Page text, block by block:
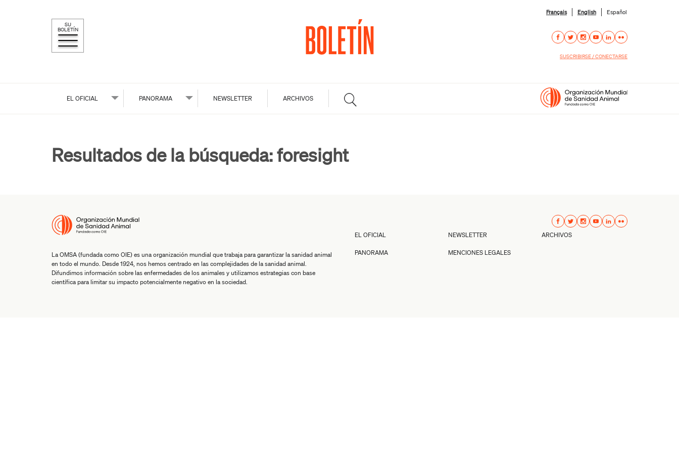
SU
BOLETÍN
Français English Español
SUSCRIBIRSE / CONECTARSE
EL OFICIAL PANORAMA NEWSLETTER ARCHIVOS
Resultados de la búsqueda:foresight
La OMSA (fundada como OIE) es una organización mundial que trabaja para garantizar la sanidad animal
en todo el mundo. Desde 1924, nos hemos centrado en las complejidades de la sanidad animal.
Difundimos información sobre las enfermedades de los animales y utilizamos estrategias con base
científica para limitar su impacto potencialmente negativo en la sociedad.
EL OFICIAL NEWSLETTER ARCHIVOS
PANORAMA MENCIONES LEGALES